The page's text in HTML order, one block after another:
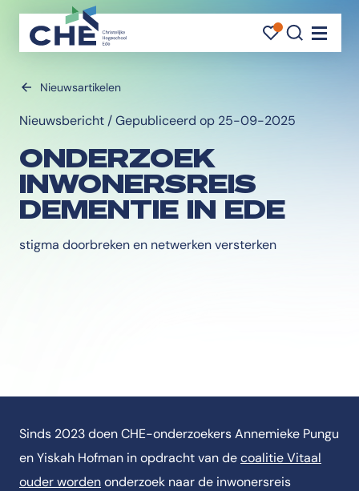
Nieuwsartikelen
Nieuwsbericht / Gepubliceerd op 25-09-2025
ONDERZOEK
INWONERSREIS
DEMENTIE IN EDE
stigma doorbreken en netwerken versterken
Sinds 2023 doen CHE-onderzoekers Annemieke Pungu
en Yiskah Hofman in opdracht van decoalitie Vitaal
ouder wordenonderzoek naar de inwonersreis